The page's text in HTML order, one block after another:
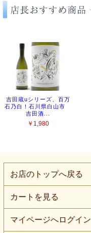
お店のトップへ戻る
カートを見る
マイページへログイン